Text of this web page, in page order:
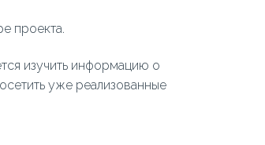
проекта.
изучить информацию о
уже реализованные